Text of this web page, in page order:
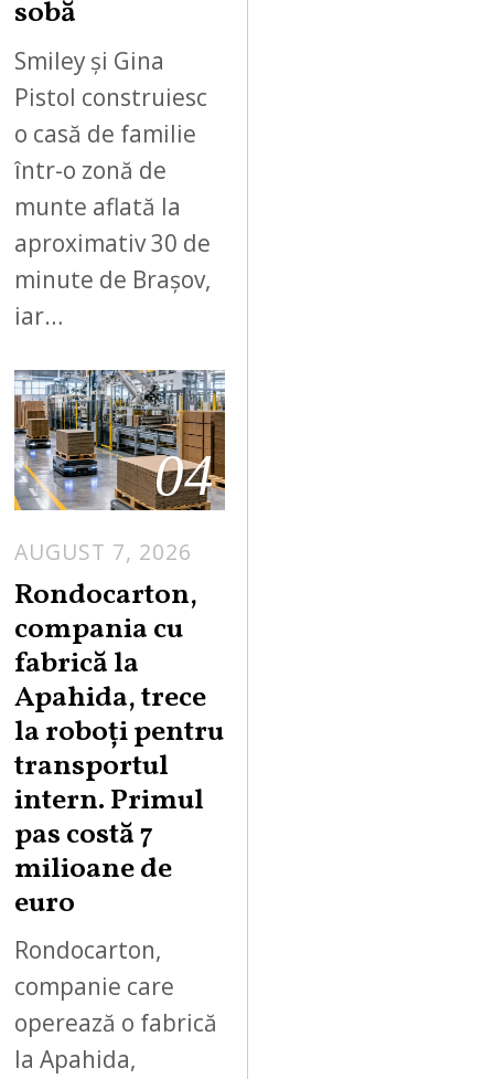
sobă
Smiley și Gina
Pistol construiesc
o casă de familie
într-o zonă de
munte aflată la
aproximativ 30 de
minute de Brașov,
iar…
04
AUGUST 7, 2026
G
T
7
2
Rondocarton,
compania cu
fabrică la
Apahida, trece
la roboți pentru
transportul
intern. Primul
pas costă 7
milioane de
euro
Rondocarton,
companie care
operează o fabrică
la Apahida,